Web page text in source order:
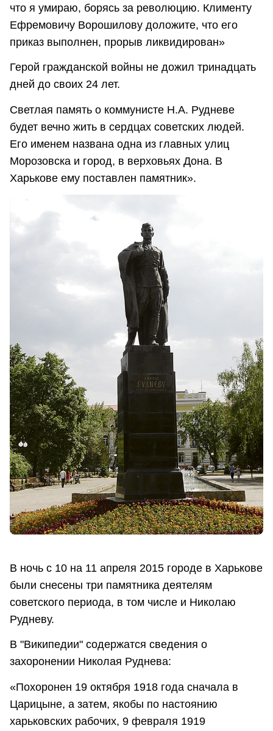
что я умираю, борясь за революцию. Клименту
Ефремовичу Ворошилову доложите, что его
приказ выполнен, прорыв ликвидирован»
Герой гражданской войны не дожил тринадцать
дней до своих 24 лет.
Светлая память о коммунисте Н.А. Рудневе
будет вечно жить в сердцах советских людей.
Его именем названа одна из главных улиц
Морозовска и город, в верховьях Дона. В
Харькове ему поставлен памятник».
В ночь с 10 на 11 апреля 2015 городе в Харькове
были снесены три памятника деятелям
советского периода, в том числе и Николаю
Рудневу.
В "Википедии" содержатся сведения о
захоронении Николая Руднева:
«Похоронен 19 октября 1918 года сначала в
Царицыне, а затем, якобы по настоянию
харьковских рабочих, 9 февраля 1919